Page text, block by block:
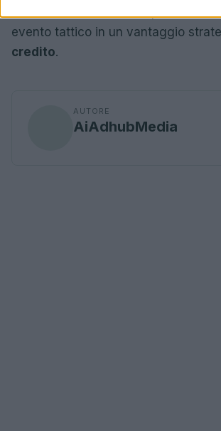
evento tattico in un vantaggio
credito.
AUTORE
AiAdhubMedia